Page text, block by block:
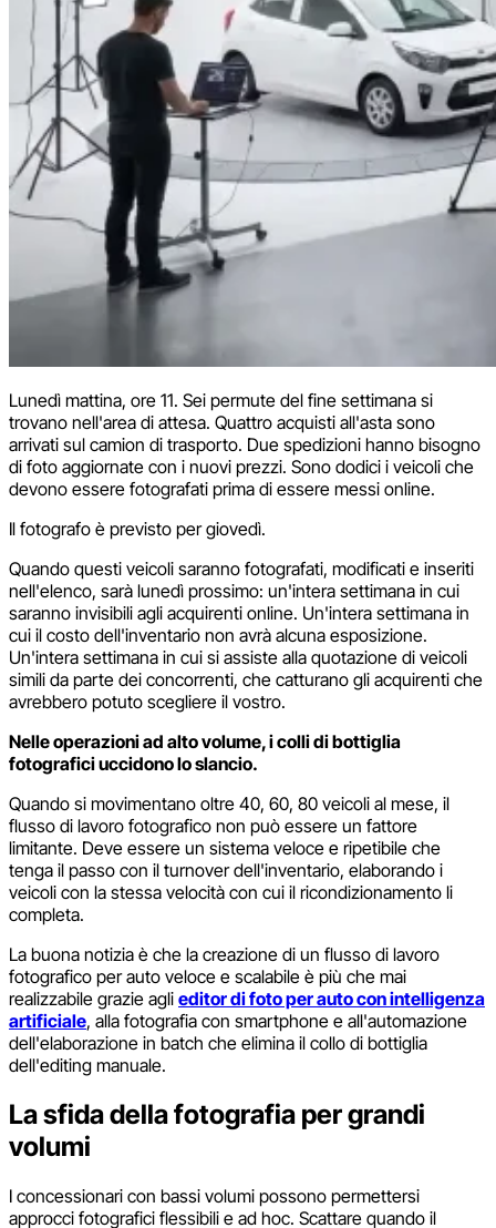
Lunedì mattina, ore 11. Sei permute del fine settimana si
trovano nell'area di attesa. Quattro acquisti all'asta sono
arrivati sul camion di trasporto. Due spedizioni hanno bisogno
di foto aggiornate con i nuovi prezzi. Sono dodici i veicoli che
devono essere fotografati prima di essere messi online.
Il fotografo è previsto per giovedì.
Quando questi veicoli saranno fotografati, modificati e inseriti
nell'elenco, sarà lunedì prossimo: un'intera settimana in cui
saranno invisibili agli acquirenti online. Un'intera settimana in
cui il costo dell'inventario non avrà alcuna esposizione.
Un'intera settimana in cui si assiste alla quotazione di veicoli
simili da parte dei concorrenti, che catturano gli acquirenti che
avrebbero potuto scegliere il vostro.
Nelle operazioni ad alto volume, i colli di bottiglia
fotografici uccidono lo slancio.
Quando si movimentano oltre 40, 60, 80 veicoli al mese, il
flusso di lavoro fotografico non può essere un fattore
limitante. Deve essere un sistema veloce e ripetibile che
tenga il passo con il turnover dell'inventario, elaborando i
veicoli con la stessa velocità con cui il ricondizionamento li
completa.
La buona notizia è che la creazione di un flusso di lavoro
fotografico per auto veloce e scalabile è più che mai
realizzabile grazie agli editor di foto per auto con intelligenza
artificiale, alla fotografia con smartphone e all'automazione
dell'elaborazione in batch che elimina il collo di bottiglia
dell'editing manuale.
La sfida della fotografia per grandi
volumi
I concessionari con bassi volumi possono permettersi
approcci fotografici flessibili e ad hoc. Scattare quando il